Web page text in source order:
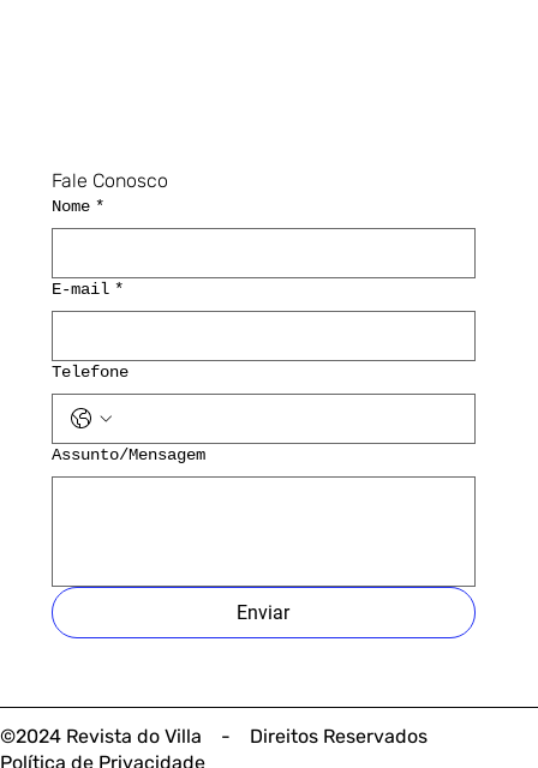
©2024 Revista do Villa - Direitos Reservados
Política de Privacidade
Fale Conosco
Nome *
E-mail *
Telefone
Assunto/Mensagem
Enviar